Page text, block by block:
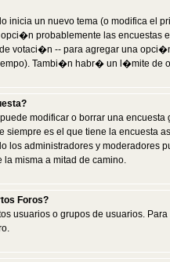
inicia un nuevo tema (o modifica el
probablemente las
votaci�n -- para agregar una
Tambi�n habr� un l�mite de
modificar o borrar una
siempre es el que tiene la encuesta
los administradores y moderadores
misma a mitad de camino.
Foros?
usuarios o grupos de usuarios.